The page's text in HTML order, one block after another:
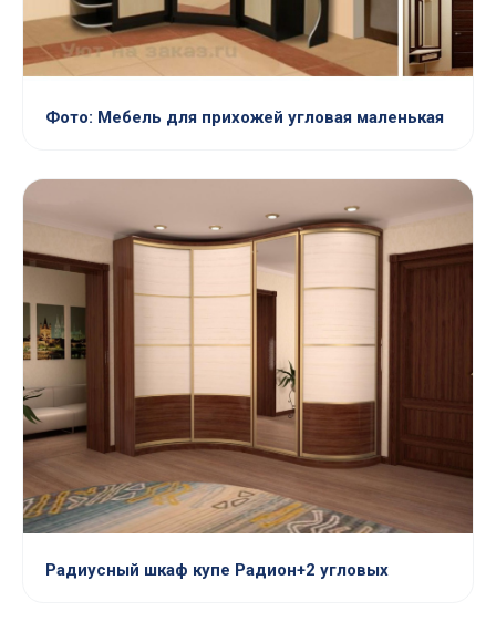
Фото: Мебель для прихожей угловая маленькая
Радиусный шкаф купе Радион+2 угловых